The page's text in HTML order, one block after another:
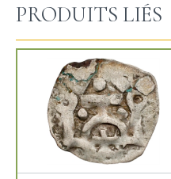
PRODUITS LIÉS